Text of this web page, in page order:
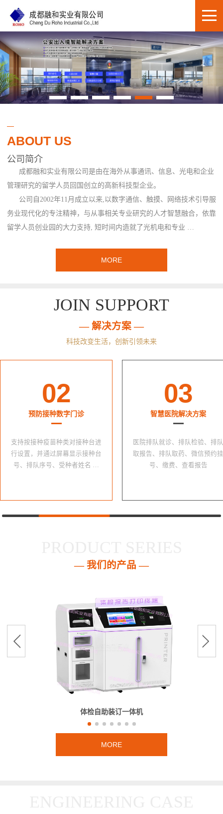
ABOUT US
公司简介
成都融和实业有限公司是由在海外从事通讯、信息、光电和企业
管理研究的留学人员回国创立的高新科技型企业。
公司自2002年11月成立以来,以数字通信、触摸、网络技术引导服
务业现代化的专注精神，与从事相关专业研究的人才智慧融合，依靠
留学人员创业园的大力支持, 短时间内造就了光机电和专业 …
MORE
JOIN SUPPORT
— 解决方案 —
科技改变生活，创新引领未来
02
预防接种数字门诊
支持按接种疫苗种类对接种台进
行设置，并通过屏幕显示接种台
号、排队序号、受种者姓名 …
03
智慧医院解决方案
医院排队就诊、排队检验、排队
取报告、排队取药、微信预约挂
号、缴费、查看报告
— 我们的产品 —
体检自助装订一体机
MORE